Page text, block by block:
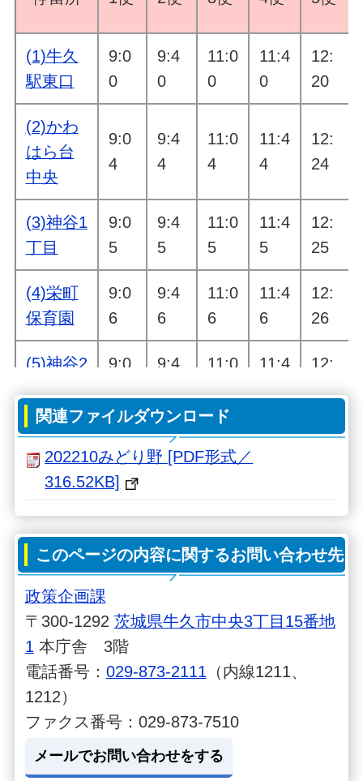
(1)牛久
駅東口
9:0
0
9:4
0
11:0
0
11:4
0
12:
20
(2)かわ
はら台
中央
9:0
4
9:4
4
11:0
4
11:4
4
12:
24
(3)神谷1
丁目
9:0
5
9:4
5
11:0
5
11:4
5
12:
25
(4)栄町
保育園
9:0
6
9:4
6
11:0
6
11:4
6
12:
26
(5)神谷2
丁目東
9:0
7
9:4
7
11:0
7
11:4
7
12:
27
(6)ふれ
あい橋
9:0
9
9:4
9
11:0
9
(7)南5丁
目
9:0
9
9:4
9
11:0
9
11:4
9
12:
29
(8)東み
どり野
区民会
館
9:1
0
9:5
11:1
11:5
12:
(9)六建
団地
9:1
3
9:5
3
11:1
3
関連ファイルダウンロード
202210みどり野 [PDF形式／
316.52KB]
このページの内容に関するお問い合わせ先
政策企画課
〒300-1292 茨城県牛久市中央3丁目15番地
1 本庁舎 3階
電話番号： 029-873-2111 （内線1211、
1212）
ファクス番号：029-873-7510
メールでお問い合わせをする